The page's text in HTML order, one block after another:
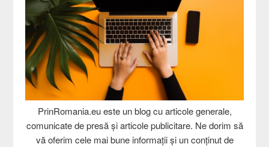
PrinRomania.eu este un blog cu articole generale,
comunicate de presă și articole publicitare. Ne dorim să
vă oferim cele mai bune informații și un conținut de